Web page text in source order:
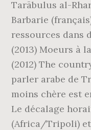
Tarābulus al-
Barbarie
ressources dans
(2013) Moeurs à
(2012) The
parler arabe de
moins chère est
Le décalage
(Africa/Tripoli) et